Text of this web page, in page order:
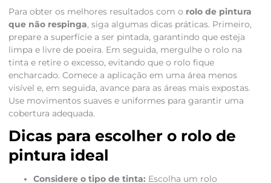
Para obter os melhores resultados com o rolo de pintura
que não respinga, siga algumas dicas práticas. Primeiro,
prepare a superfície a ser pintada, garantindo que esteja
limpa e livre de poeira. Em seguida, mergulhe o rolo na
tinta e retire o excesso, evitando que o rolo fique
encharcado. Comece a aplicação em uma área menos
visível e, em seguida, avance para as áreas mais expostas.
Use movimentos suaves e uniformes para garantir uma
cobertura adequada.
Dicas para escolher o rolo de
pintura ideal
Considere o tipo de tinta: Escolha um rolo